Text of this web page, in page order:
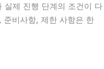
실제 진행 단계의 조건이 다
준비사항, 제한 사항은 한